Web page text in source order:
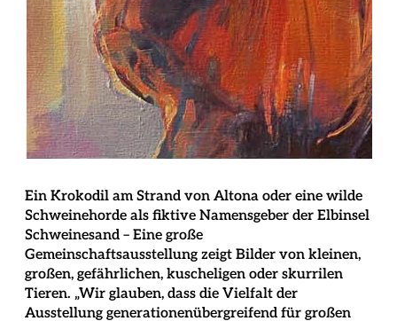
Ein Krokodil am Strand von Altona oder eine wilde
Schweinehorde als fiktive Namensgeber der Elbinsel
Schweinesand – Eine große
Gemeinschaftsausstellung zeigt Bilder von kleinen,
großen, gefährlichen, kuscheligen oder skurrilen
Tieren. „Wir glauben, dass die Vielfalt der
Ausstellung generationenübergreifend für großen